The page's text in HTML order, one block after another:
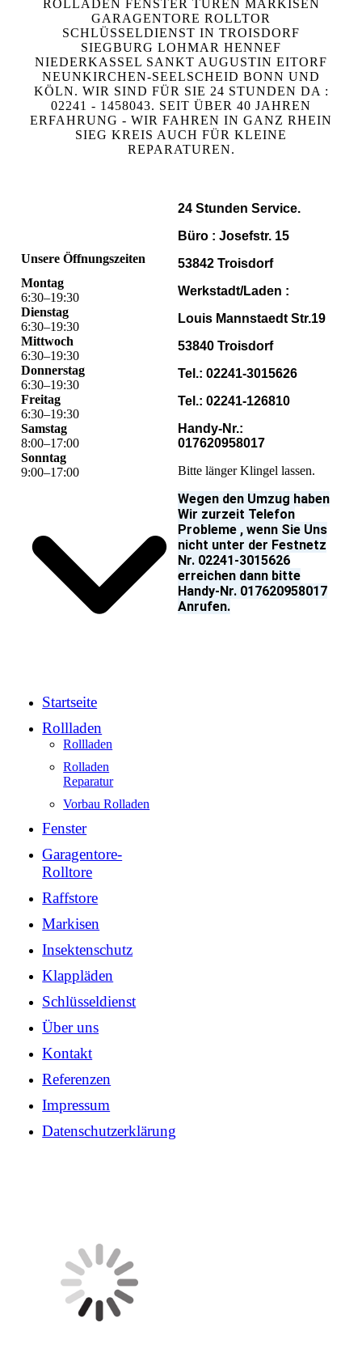
ROLLADEN FENSTER TÜREN MARKISEN
GARAGENTORE ROLLTOR
SCHLÜSSELDIENST IN TROISDORF
SIEGBURG LOHMAR HENNEF
NIEDERKASSEL SANKT AUGUSTIN EITORF
NEUNKIRCHEN-SEELSCHEID BONN UND
KÖLN. WIR SIND FÜR SIE 24 STUNDEN DA :
02241 - 1458043. SEIT ÜBER 40 JAHREN
ERFAHRUNG - WIR FAHREN IN GANZ RHEIN
SIEG KREIS AUCH FÜR KLEINE
REPARATUREN.
Unsere Öffnungszeiten
Montag
6:30–19:30
Dienstag
6:30–19:30
Mittwoch
6:30–19:30
Donnerstag
6:30–19:30
Freitag
6:30–19:30
Samstag
8:00–17:00
Sonntag
9:00–17:00
Startseite
Rollladen
Rollladen
Rolladen
Reparatur
Vorbau Rolladen
Fenster
Garagentore-
Rolltore
Raffstore
Markisen
Insektenschutz
Klappläden
Schlüsseldienst
Über uns
Kontakt
Referenzen
Impressum
Datenschutzerklärung
24 Stunden Service.
Büro : Josefstr. 15
53842 Troisdorf
Werkstadt/Laden :
Louis Mannstaedt Str.19
53840 Troisdorf
Tel.: 02241-3015626
Tel.: 02241-126810
Handy-Nr.:
017620958017
Bitte länger Klingel lassen.
Wegen den Umzug haben
Wir zurzeit Telefon
Probleme , wenn Sie Uns
nicht unter der Festnetz
Nr. 02241-3015626
erreichen dann bitte
Handy-Nr. 017620958017
Anrufen.